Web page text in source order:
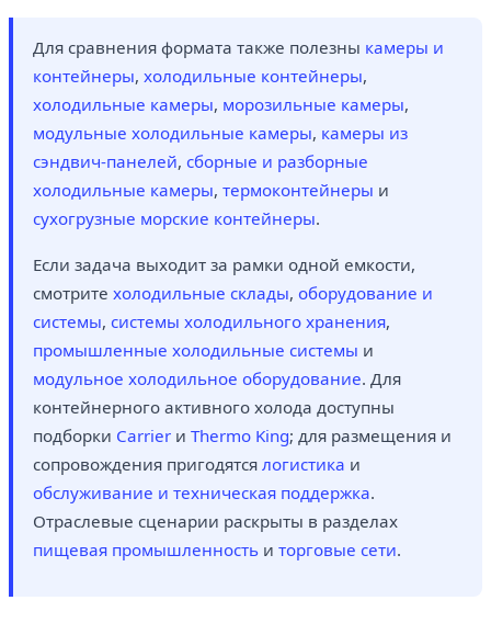
Для сравнения формата также полезны камеры и
контейнеры, холодильные контейнеры,
холодильные камеры, морозильные камеры,
модульные холодильные камеры, камеры из
сэндвич-панелей, сборные и разборные
холодильные камеры, термоконтейнеры и
сухогрузные морские контейнеры.
Если задача выходит за рамки одной емкости,
смотрите холодильные склады, оборудование и
системы, системы холодильного хранения,
промышленные холодильные системы и
модульное холодильное оборудование. Для
контейнерного активного холода доступны
подборки Carrier и Thermo King; для размещения и
сопровождения пригодятся логистика и
обслуживание и техническая поддержка.
Отраслевые сценарии раскрыты в разделах
пищевая промышленность и торговые сети.